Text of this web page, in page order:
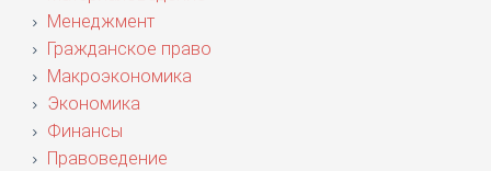
Менеджмент
Гражданское право
Макроэкономика
Экономика
Финансы
Правоведение